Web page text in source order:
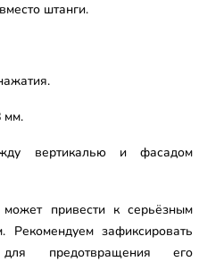
штанги.
мм.
вертикалью и фасадом
привести к серьёзным
Рекомендуем зафиксировать
предотвращения его